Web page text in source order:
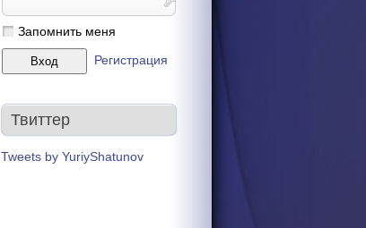
Запомнить меня
Регистрация
Твиттер
Tweets by YuriyShatunov